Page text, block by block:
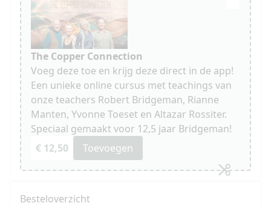
The Copper Connection
Voeg deze toe en krijg deze direct in de app!
Een unieke online cursus met teachings van
onze teachers Robert Bridgeman, Rianne
Manten, Yvonne Toeset en Altazar Rossiter.
Speciaal gemaakt voor 12,5 jaar Bridgeman!
€ 12,50
Toevoegen
Besteloverzicht